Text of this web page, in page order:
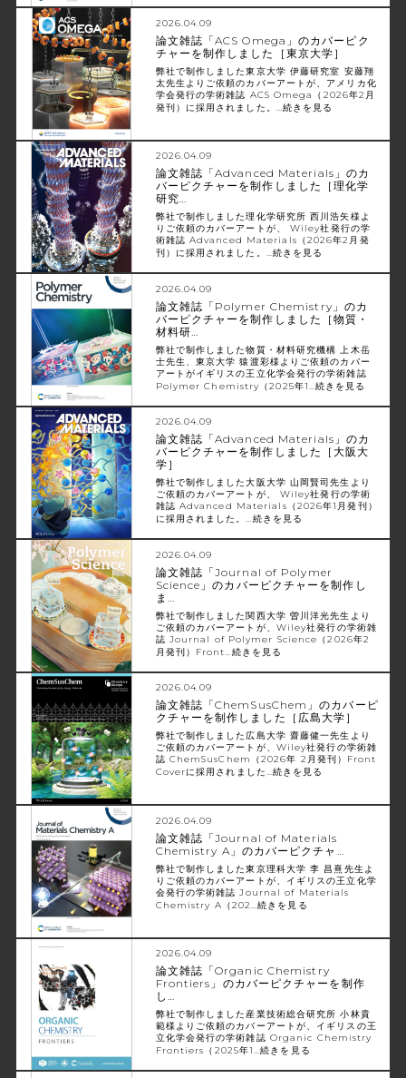
2026.04.09
論文雑誌「ACS Omega」のカバーピク
チャーを制作しました［東京大学］
弊社で制作しました東京大学 伊藤研究室 安藤翔
太先生よりご依頼のカバーアートが、アメリカ化
学会発行の学術雑誌 ACS Omega（2026年2月
発刊）に採用されました。…続きを見る
2026.04.09
論文雑誌「Advanced Materials」のカ
バーピクチャーを制作しました［理化学
研究…
弊社で制作しました理化学研究所 西川浩矢様よ
りご依頼のカバーアートが、 Wiley社発行の学
術雑誌 Advanced Materials（2026年2月発
刊）に採用されました。…続きを見る
2026.04.09
論文雑誌「Polymer Chemistry」のカ
バーピクチャーを制作しました［物質・
材料研…
弊社で制作しました物質・材料研究機構 上木岳
士先生、東京大学 猿渡彩様よりご依頼のカバー
アートがイギリスの王立化学会発行の学術雑誌
Polymer Chemistry（2025年1…続きを見る
2026.04.09
論文雑誌「Advanced Materials」のカ
バーピクチャーを制作しました［大阪大
学］
弊社で制作しました大阪大学 山岡賢司先生より
ご依頼のカバーアートが、 Wiley社発行の学術
雑誌 Advanced Materials（2026年1月発刊）
に採用されました。…続きを見る
2026.04.09
論文雑誌「Journal of Polymer
Science」のカバーピクチャーを制作し
ま…
弊社で制作しました関西大学 曽川洋光先生より
ご依頼のカバーアートが、Wiley社発行の学術雑
誌 Journal of Polymer Science（2026年2
月発刊）Front…続きを見る
2026.04.09
論文雑誌「ChemSusChem」のカバーピ
クチャーを制作しました［広島大学］
弊社で制作しました広島大学 齋藤健一先生より
ご依頼のカバーアートが、Wiley社発行の学術雑
誌 ChemSusChem（2026年 2月発刊）Front
Coverに採用されました…続きを見る
2026.04.09
論文雑誌「Journal of Materials
Chemistry A」のカバーピクチャ…
弊社で制作しました東京理科大学 李 昌熹先生よ
りご依頼のカバーアートが、イギリスの王立化学
会発行の学術雑誌 Journal of Materials
Chemistry A（202…続きを見る
2026.04.09
論文雑誌「Organic Chemistry
Frontiers」のカバーピクチャーを制作
し…
弊社で制作しました産業技術総合研究所 小林貴
範様よりご依頼のカバーアートが、イギリスの王
立化学会発行の学術雑誌 Organic Chemistry
Frontiers（2025年1…続きを見る